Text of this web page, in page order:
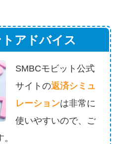
アドバイス
SMBCモビット公式
サイトの返済シミュ
レーションは非常に
使いやすいので、ご